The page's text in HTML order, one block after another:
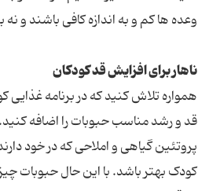
وعده ها کم و به اندازه کافی باشند و
ناهار برای افزایش قد کودکان
همواره تلاش کنید که در برنامه
قد و رشد مناسب حبوبات را اضافه کنید.
پروتئین گیاهی و املاحی که در خود
کودک بهتر باشد. با این حال حبوبات